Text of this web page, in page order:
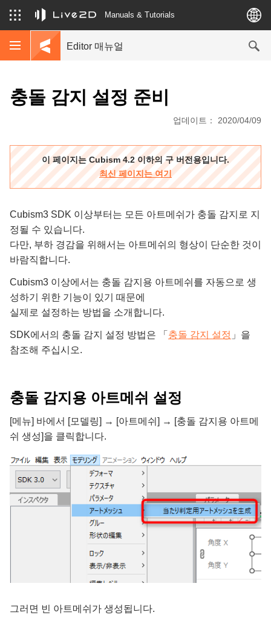
Manuals & Tutorials
Editor 매뉴얼
충돌 감지 설정 준비
업데이트： 2020/04/09
이 페이지는 Cubism 4.2 이하의 구 버전용입니다.
최신 페이지는 여기
Cubism3 SDK 이상부터는 모든 아트메쉬가 충돌 감지로 지
정될 수 있습니다.
다만, 부하 경감을 위해서는 아트메쉬의 형상이 단순한 것이
바람직합니다.
Cubism3 이상에서는 충돌 감지용 아트메쉬를 자동으로 생
성하기 위한 기능이 있기 때문에
실제로 설정하는 방법을 소개합니다.
SDK에서의 충돌 감지 설정 방법은 「 충돌 감지 설정 」을
참조해 주십시오.
충돌 감지용 아트메쉬 설정
[메뉴] 바에서 [모델링] → [아트메쉬] → [충돌 감지용 아트메
쉬 생성]을 클릭합니다.
그러면 빈 아트메쉬가 생성됩니다.